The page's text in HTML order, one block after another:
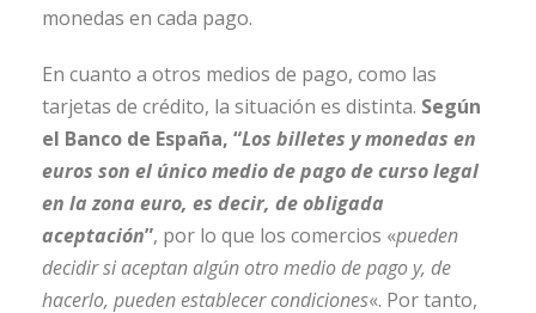
monedas en cada pago.
En cuanto a otros medios de pago, como las
tarjetas de crédito, la situación es distinta. Según
el Banco de España, “Los billetes y monedas en
euros son el único medio de pago de curso legal
en la zona euro, es decir, de obligada
aceptación”, por lo que los comercios «pueden
decidir si aceptan algún otro medio de pago y, de
hacerlo, pueden establecer condiciones«. Por tanto,